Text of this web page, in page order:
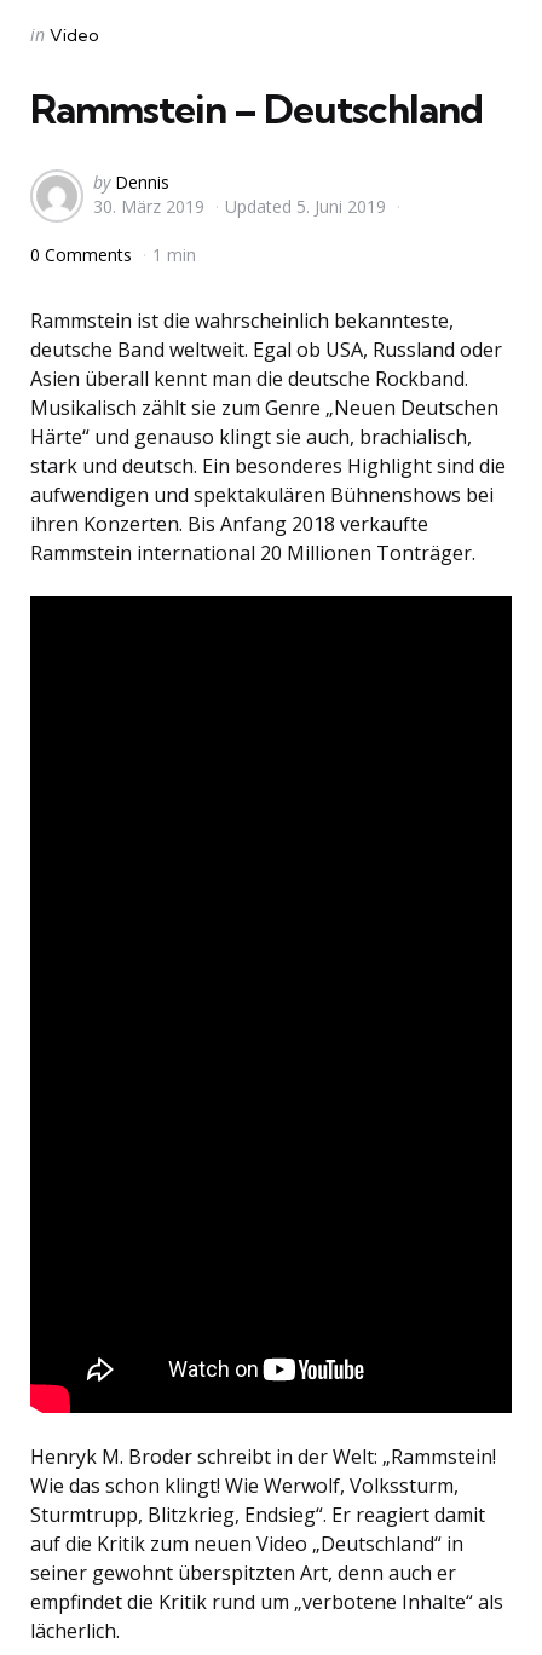
Categories
Posted
in Video
Rammstein – Deutschland
Posted
by
by Dennis
30. März 2019
Updated 5. Juni 2019
0 Comments 1 min
Rammstein ist die wahrscheinlich bekannteste,
deutsche Band weltweit. Egal ob USA, Russland oder
Asien überall kennt man die deutsche Rockband.
Musikalisch zählt sie zum Genre „Neuen Deutschen
Härte“ und genauso klingt sie auch, brachialisch,
stark und deutsch. Ein besonderes Highlight sind die
aufwendigen und spektakulären Bühnenshows bei
ihren Konzerten. Bis Anfang 2018 verkaufte
Rammstein international 20 Millionen Tonträger.
Henryk M. Broder schreibt in der Welt: „Rammstein!
Wie das schon klingt! Wie Werwolf, Volkssturm,
Sturmtrupp, Blitzkrieg, Endsieg“. Er reagiert damit
auf die Kritik zum neuen Video „Deutschland“ in
seiner gewohnt überspitzten Art, denn auch er
empfindet die Kritik rund um „verbotene Inhalte“ als
lächerlich.